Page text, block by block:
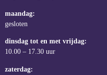
maandag:
gesloten
dinsdag tot en met vrijdag:
10.00 – 17.30 uur
zaterdag: